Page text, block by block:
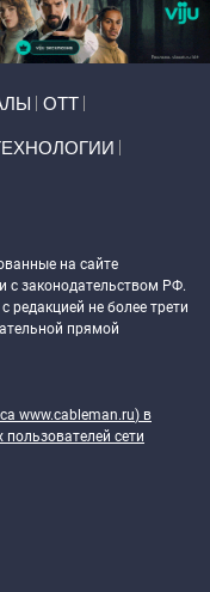
ОТТ
на сайте
с законодательством РФ.
редакцией не более трети
прямой
www.cableman.ru) в
сети